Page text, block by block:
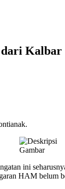
Kalbar
ini
HAM belum